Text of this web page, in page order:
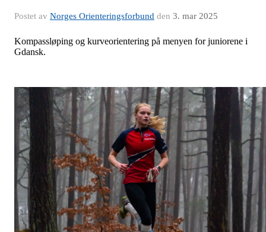
Postet av Norges Orienteringsforbund den 3. mar 2025
Kompassløping og kurveorientering på menyen for juniorene i
Gdansk.